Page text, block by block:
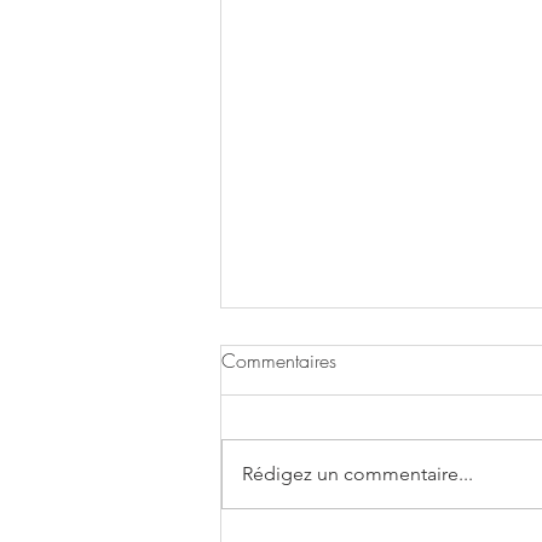
Boulettes de crevettes
Commentaires
Rédigez un commentaire...